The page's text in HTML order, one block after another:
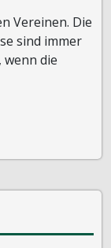
Vereinen. Die
sind immer
wenn die